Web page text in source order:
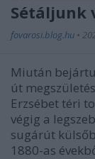
Sétáljunk
fovarosi.blog.hu •
Miután
út
Erzsébet téri
végig a
sugárút
1880-as